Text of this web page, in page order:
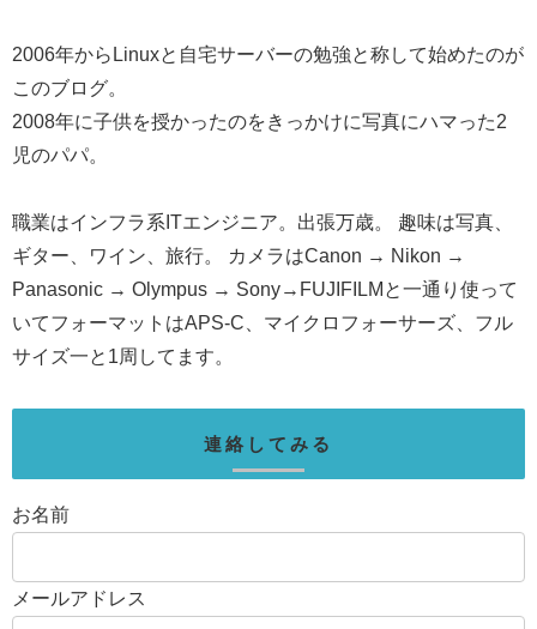
2006年からLinuxと自宅サーバーの勉強と称して始めたのが
このブログ。
2008年に子供を授かったのをきっかけに写真にハマった2
児のパパ。
職業はインフラ系ITエンジニア。出張万歳。 趣味は写真、
ギター、ワイン、旅行。 カメラはCanon → Nikon →
Panasonic → Olympus → Sony→FUJIFILMと一通り使って
いてフォーマットはAPS-C、マイクロフォーサーズ、フル
サイズ一と1周してます。
連絡してみる
お名前
メールアドレス